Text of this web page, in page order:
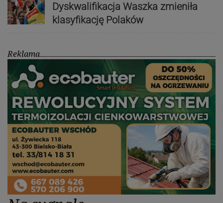
Dyskwalifikacja Waszka zmieniła
klasyfikację Polaków
Reklama